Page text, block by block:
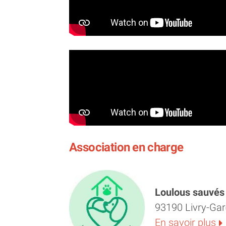
douceur.
Aujourd’hui, Bélize n’a besoin que
Bélize est actuellement en
une belle demande d'adoption.
Rapatriement par camion agréé
Association en charge
Loulous
93190 Livry-
En savoir plus